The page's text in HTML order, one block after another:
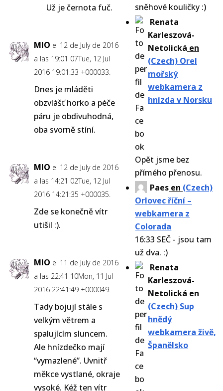
sněhové kouličky :)
Renata
Karleszová-
Netolická en
(Czech) Orel
mořský
webkamera z
hnízda v Norsku
Opět jsme bez
přímého přenosu.
Paes en (Czech)
Orlovec říční –
webkamera z
Colorada
16:33 SEČ - jsou tam
už dva. :)
Renata
Karleszová-
Netolická en
(Czech) Sup
hnědý
webkamera živě,
Španělsko
Už je černota fuč.
MIO el 12 de July de 2016
a las 19:01 07Tue, 12 Jul
2016 19:01:33 +000033.
Dnes je mláděti
obzvlášť horko a péče
páru je obdivuhodná,
oba svorně stíní.
MIO el 12 de July de 2016
a las 14:21 02Tue, 12 Jul
2016 14:21:35 +000035.
Zde se konečně vítr
utišil :).
MIO el 11 de July de 2016
a las 22:41 10Mon, 11 Jul
2016 22:41:49 +000049.
Tady bojují stále s
velkým větrem a
spalujícím sluncem.
Ale hnízdečko mají
“vymazlené”. Uvnitř
měkce vystlané, okraje
vysoké. Kéž ten vítr